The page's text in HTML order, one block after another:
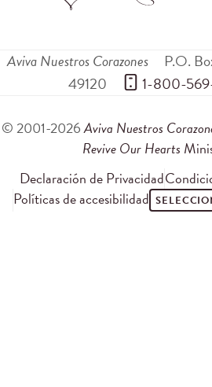
Aviva Nuestros Corazones P.O.
49120
1-800-
© 2001-2026Aviva Nuestros
Revive Our Hearts
Declaración de Privacidad
Políticas de accesibilidad